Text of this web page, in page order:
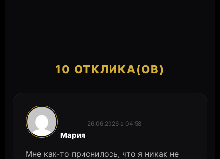
10 ОТКЛИКА(ОВ)
Мария
26.06.2026 в 04:58
Мне как-то приснилось, что я никак не